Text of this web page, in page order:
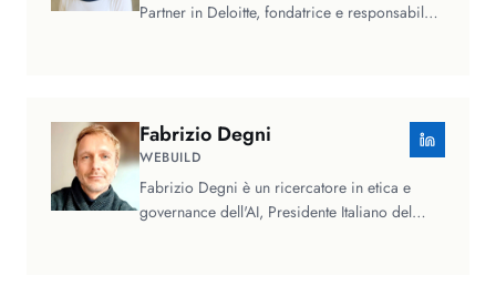
Partner in Deloitte, fondatrice e responsabile
Fabrizio Degni
WEBUILD
Fabrizio Degni è un ricercatore in etica e
governance dell'AI, Presidente Italiano del